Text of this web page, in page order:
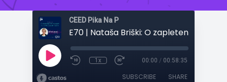
CEED Pika Na P
1x 00:00 / 00:58:35
SUBSCRIBE SHARE